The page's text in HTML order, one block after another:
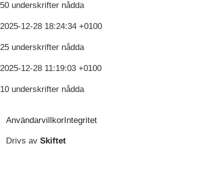
50 underskrifter nådda
2025-12-28 18:24:34 +0100
25 underskrifter nådda
2025-12-28 11:19:03 +0100
10 underskrifter nådda
AnvändarvillkorIntegritet
Drivs av Skiftet